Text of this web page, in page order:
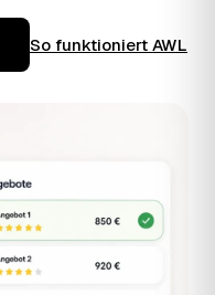
So funktioniert AWL